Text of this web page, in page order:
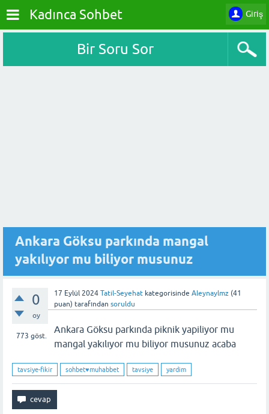
Giriş
Kadınca Sohbet
Bir Soru Sor
Ankara Göksu parkında mangal
yakılıyor mu biliyor musunuz
0
oy
773 göst.
17 Eylül 2024 Tatil-Seyehat kategorisinde Aleynaylmz (41
puan) tarafından soruldu
Ankara Göksu parkında piknik yapiliyor mu
mangal yakılıyor mu biliyor musunuz acaba
tavsiye-fikir sohbet♥️muhabbet tavsiye yardim